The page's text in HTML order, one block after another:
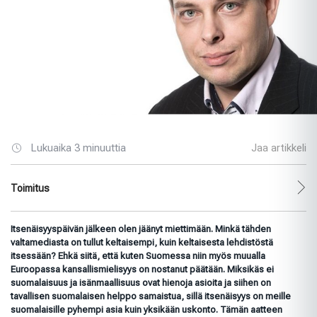
Lukuaika 3 minuuttia Jaa artikkeli
Toimitus
Itsenäisyyspäivän jälkeen olen jäänyt miettimään. Minkä tähden
valtamediasta on tullut keltaisempi, kuin keltaisesta lehdistöstä
itsessään? Ehkä siitä, että kuten Suomessa niin myös muualla
Euroopassa kansallismielisyys on nostanut päätään. Miksikäs ei
suomalaisuus ja isänmaallisuus ovat hienoja asioita ja siihen on
tavallisen suomalaisen helppo samaistua, sillä itsenäisyys on meille
suomalaisille pyhempi asia kuin yksikään uskonto. Tämän aatteen